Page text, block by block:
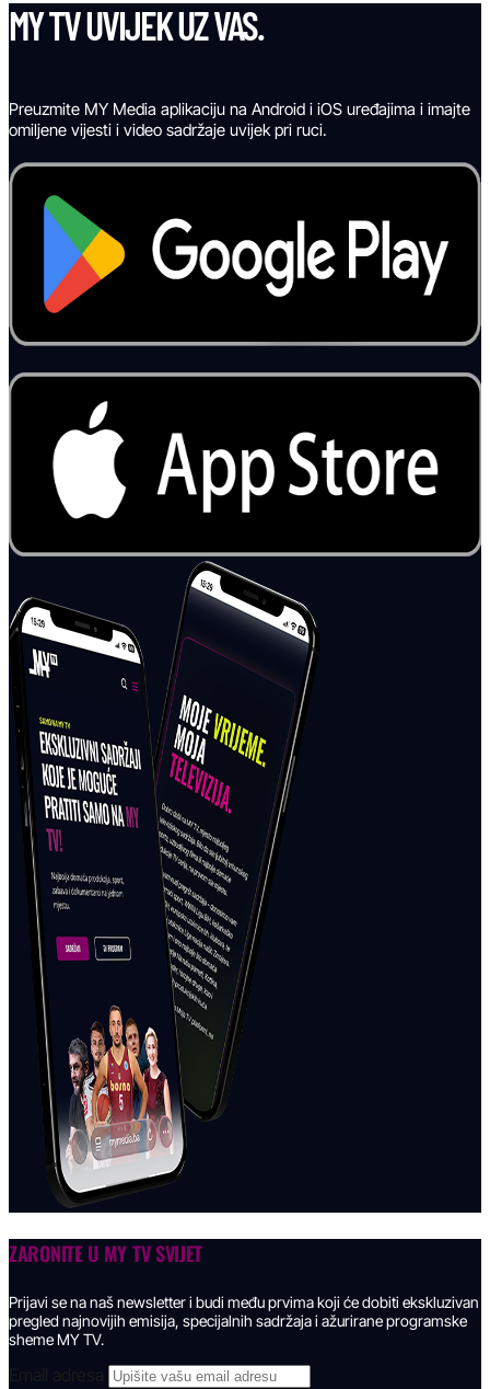
MY TV UVIJEK UZ VAS.
Preuzmite MY Media aplikaciju na Android i iOS uređajima i imajte
omiljene vijesti i video sadržaje uvijek pri ruci.
ZARONITE U MY TV SVIJET
Prijavi se na naš newsletter i budi među prvima koji će dobiti ekskluzivan
pregled najnovijih emisija, specijalnih sadržaja i ažurirane programske
sheme MY TV.
Email adresa